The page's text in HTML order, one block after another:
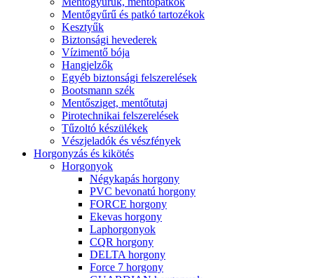
Mentőgyűrű és patkó tartozékok
Kesztyűk
Biztonsági hevederek
Vízimentő bója
Hangjelzők
Egyéb biztonsági felszerelések
Bootsmann szék
Mentősziget, mentőtutaj
Pirotechnikai felszerelések
Tűzoltó készülékek
Vészjeladók és vészfények
Horgonyzás és kikötés
Horgonyok
Négykapás horgony
PVC bevonatú horgony
FORCE horgony
Ekevas horgony
Laphorgonyok
CQR horgony
DELTA horgony
Force 7 horgony